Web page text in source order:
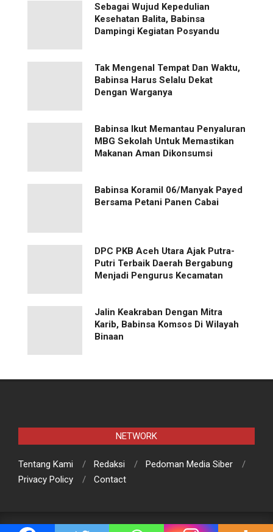
Sebagai Wujud Kepedulian
Kesehatan Balita, Babinsa
Dampingi Kegiatan Posyandu
Tak Mengenal Tempat Dan Waktu,
Babinsa Harus Selalu Dekat
Dengan Warganya
Babinsa Ikut Memantau Penyaluran
MBG Sekolah Untuk Memastikan
Makanan Aman Dikonsumsi
Babinsa Koramil 06/Manyak Payed
Bersama Petani Panen Cabai
‎DPC PKB Aceh Utara Ajak Putra-
Putri Terbaik Daerah Bergabung
Menjadi Pengurus Kecamatan
Jalin Keakraban Dengan Mitra
Karib, Babinsa Komsos Di Wilayah
Binaan
NETWORK
Tentang Kami Redaksi
Pedoman Media Siber
Privacy Policy
Contact
© RajawaliBaruna.com | Berita Aktual dan Terpercaya